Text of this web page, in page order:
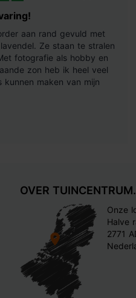
aan rand gevuld met
Ze staan te stralen
fotografie als hobby en
zon heb ik heel veel
kunnen maken van mijn
OVER
Onze
Halve
2771